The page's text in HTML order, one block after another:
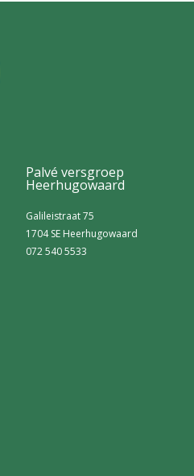
Palvé versgroep
Heerhugowaard
Galileistraat 75
1704 SE Heerhugowaard
072 540 5533